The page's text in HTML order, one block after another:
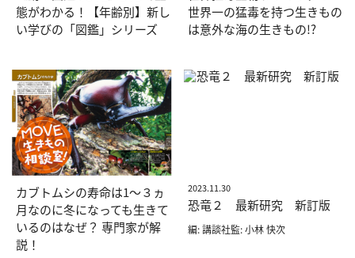
態がわかる！【年齢別】新し
い学びの「図鑑」シリーズ
世界一の猛毒を持つ生きもの
は意外な海の生きもの!?
カブトムシの寿命は1〜３ヵ
月なのに冬になっても生きて
いるのはなぜ？ 専門家が解
説！
2023.11.30
恐竜２ 最新研究 新訂版
編: 講談社監: 小林 快次